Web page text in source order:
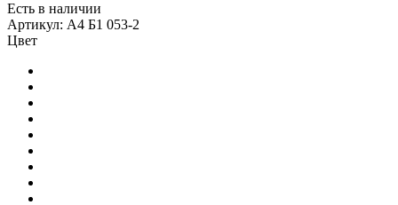
Есть в наличии
Артикул: А4 Б1 053-2
Цвет